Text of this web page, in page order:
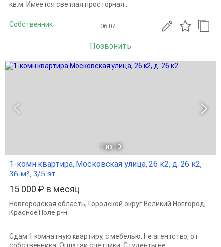
кв.м. Имеется светлая просторная...
Собственник 06.07
Позвонить
1 из 10
1-комн квартира, Московская улица, 26 к2, д. 26 к2,
36 м², 3/5 эт.
15 000 ₽ в месяц
Новгородская область, Городской округ Великий Новгород,
Красное Поле р-н
Сдам 1 комнатную квартиру, с мебелью. Не агентство, от
собственника. Оплатаи счетчики. Студенты не